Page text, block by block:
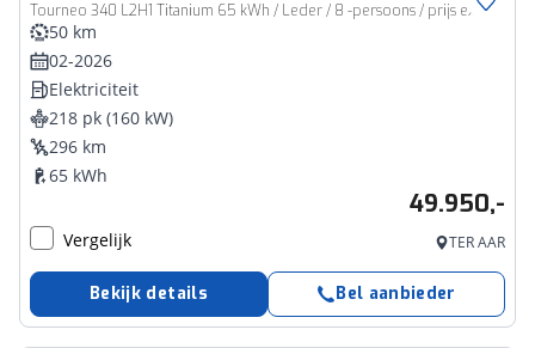
Tourneo 340 L2H1 Titanium 65 kWh / Leder / 8 -persoons / prijs ex BTW
50 km
02-2026
Elektriciteit
218 pk (160 kW)
296 km
65 kWh
49.950,-
Vergelijk TER AAR
Bekijk details Bel aanbieder